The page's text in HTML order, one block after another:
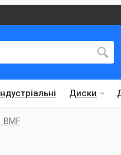
Диски
BMF